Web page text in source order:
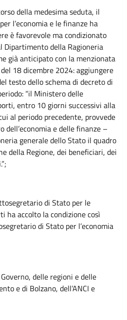
della medesima seduta, il
l’economia e le finanze ha
è favorevole ma condizionato
Dipartimento della Ragioneria
già anticipato con la menzionata
18 dicembre 2024: aggiungere
testo dello schema di decreto di
“il Ministero delle
entro 10 giorni successivi alla
al periodo precedente, provvede
dell’economia e delle finanze –
generale dello Stato il quadro
della Regione, dei beneficiari, dei
di Stato per le
accolto la condizione così
di Stato per l’economia
Governo, delle regioni e delle
e di Bolzano, dell’ANCI e